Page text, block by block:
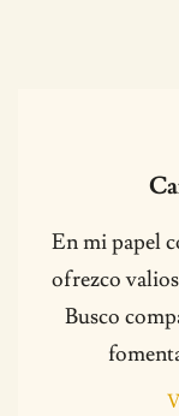
En mi papel
ofrezco
Busco